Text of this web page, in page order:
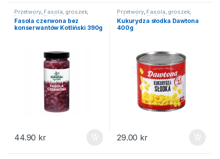
Przetwory, Fasola, groszek,
kukurydza Na święta
Fasola czerwona bez
konserwantów Kotliński 390g
44.90 kr
Przetwory, Fasola, groszek,
kukurydza Na święta
Kukurydza słodka Dawtona
400g
29.00 kr